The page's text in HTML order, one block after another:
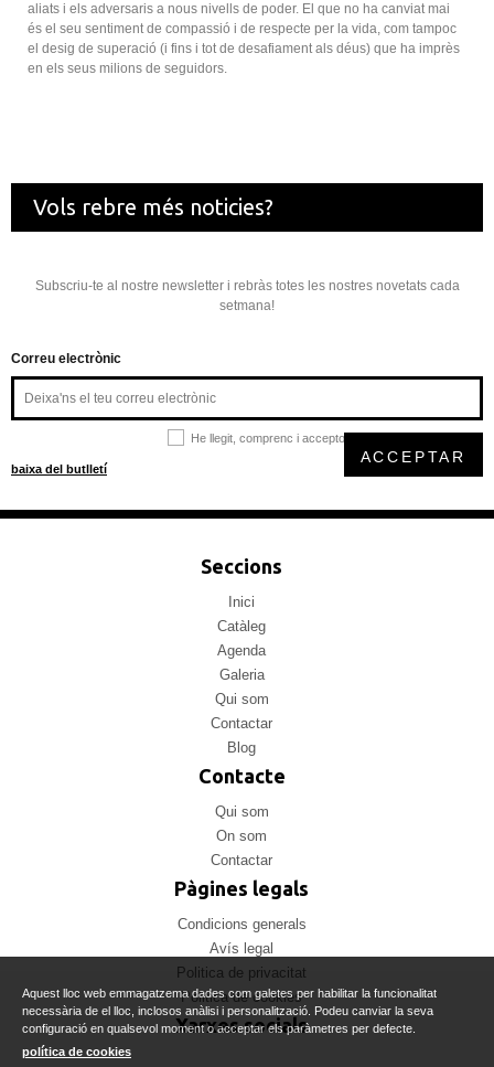
aliats i els adversaris a nous nivells de poder. El que no ha canviat mai
és el seu sentiment de compassió i de respecte per la vida, com tampoc
el desig de superació (i fins i tot de desafiament als déus) que ha imprès
en els seus milions de seguidors.
Vols rebre més noticies?
Subscriu-te al nostre newsletter i rebràs totes les nostres novetats cada
setmana!
Correu electrònic
He llegit, comprenc i accepto la
baixa del butlletí
ACCEPTAR
Seccions
Inici
Catàleg
Agenda
Galeria
Qui som
Contactar
Blog
Contacte
Qui som
On som
Contactar
Pàgines legals
Condicions generals
Avís legal
Politica de privacitat
Politica de cookies
Xarxes socials
Aquest lloc web emmagatzema dades com galetes per habilitar la funcionalitat
necessària de el lloc, inclosos anàlisi i personalització. Podeu canviar la seva
configuració en qualsevol moment o acceptar els paràmetres per defecte.
política de cookies